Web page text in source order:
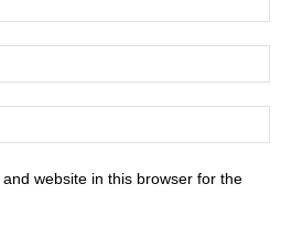
website in this browser for the